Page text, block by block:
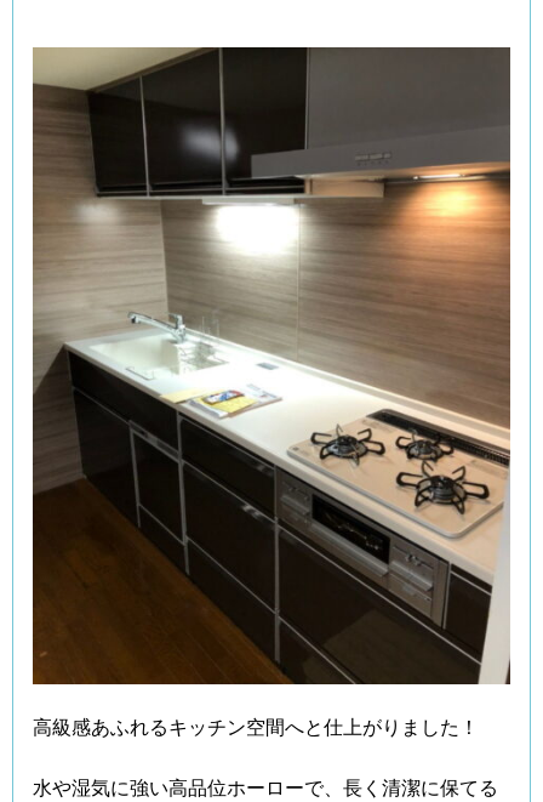
高級感あふれるキッチン空間へと仕上がりました！
水や湿気に強い高品位ホーローで、長く清潔に保てる